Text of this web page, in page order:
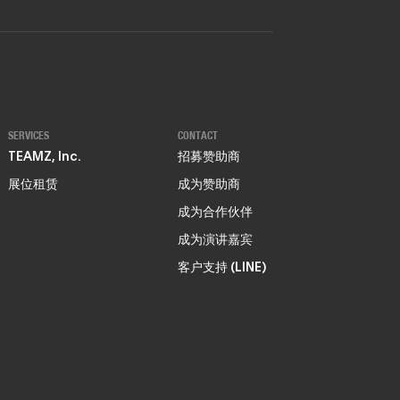
SERVICES
TEAMZ, Inc.
展位租赁
CONTACT
招募赞助商
成为赞助商
成为合作伙伴
成为演讲嘉宾
客户支持 (LINE)